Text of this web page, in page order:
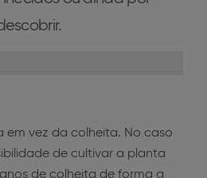
em vez da colheita. No caso
de cultivar a planta
de colheita de forma a